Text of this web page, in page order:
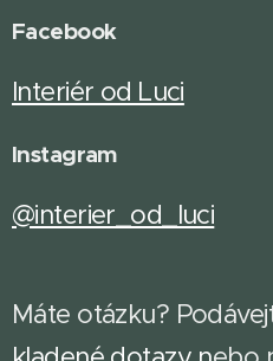
Facebook
Interiér od Luci
Instagram
@interier_od_luci
Máte otázku?